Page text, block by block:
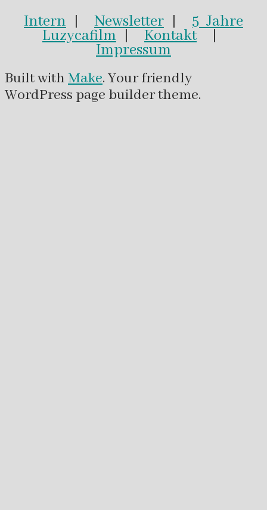
Intern | Newsletter | 5 Jahre
Luzycafilm | Kontakt|
Impressum
Built withMake. Your friendly
WordPress page builder theme.